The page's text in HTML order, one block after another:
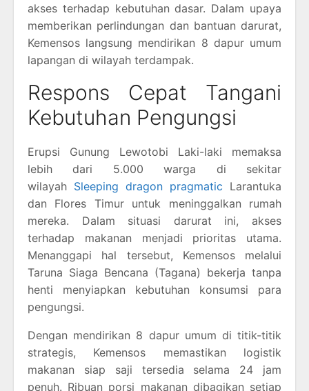
akses terhadap kebutuhan dasar. Dalam upaya
memberikan perlindungan dan bantuan darurat,
Kemensos langsung mendirikan 8 dapur umum
lapangan di wilayah terdampak.
Respons Cepat Tangani
Kebutuhan Pengungsi
Erupsi Gunung Lewotobi Laki-laki memaksa
lebih dari 5.000 warga di sekitar
wilayah Sleeping dragon pragmatic Larantuka
dan Flores Timur untuk meninggalkan rumah
mereka. Dalam situasi darurat ini, akses
terhadap makanan menjadi prioritas utama.
Menanggapi hal tersebut, Kemensos melalui
Taruna Siaga Bencana (Tagana) bekerja tanpa
henti menyiapkan kebutuhan konsumsi para
pengungsi.
Dengan mendirikan 8 dapur umum di titik-titik
strategis, Kemensos memastikan logistik
makanan siap saji tersedia selama 24 jam
penuh. Ribuan porsi makanan dibagikan setiap